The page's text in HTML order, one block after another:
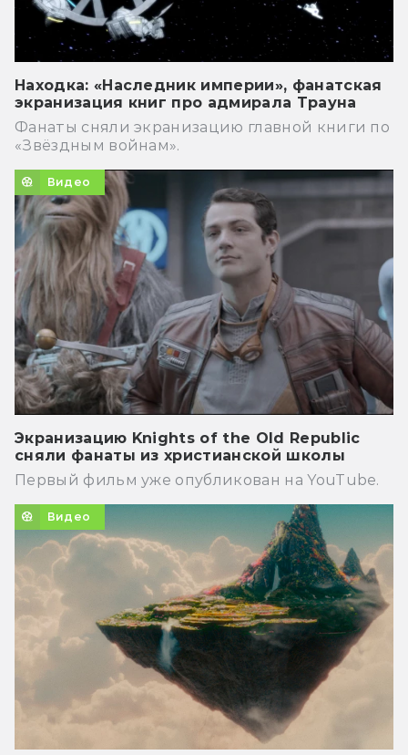
Находка: «Наследник империи», фанатская
экранизация книг про адмирала Трауна
Фанаты сняли экранизацию главной книги по
«Звёздным войнам».
Видео
Экранизацию Knights of the Old Republic
сняли фанаты из христианской школы
Первый фильм уже опубликован на YouTube.
Видео